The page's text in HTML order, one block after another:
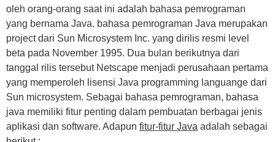
oleh orang-orang saat ini adalah bahasa pemrograman
yang bernama Java. bahasa pemrograman Java merupakan
project dari Sun Microsystem Inc. yang dirilis resmi level
beta pada November 1995. Dua bulan berikutnya dari
tanggal rilis tersebut Netscape menjadi perusahaan pertama
yang memperoleh lisensi Java programming languange dari
Sun microsystem. Sebagai bahasa pemrograman, bahasa
java memiliki fitur penting dalam pembuatan berbagai jenis
aplikasi dan software. Adapun fitur-fitur Java adalah sebagai